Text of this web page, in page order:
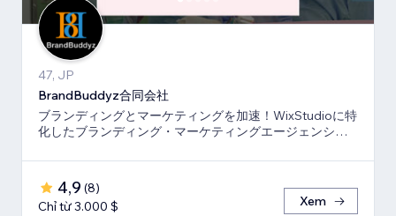
47, JP
BrandBuddyz合同会社
ブランディングとマーケティングを加速！WixStudioに特
化したブランディング・マーケティングエージェンシー
4,9 (8)
Chỉ từ 3.000 $
Xem